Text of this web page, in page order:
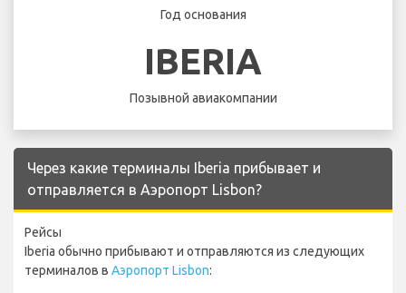
Год основания
IBERIA
Позывной авиакомпании
Через какие терминалы Iberia прибывает и
отправляется в Аэропорт Lisbon?
Рейсы
Iberia обычно прибывают и отправляются из следующих
терминалов в Аэропорт Lisbon: